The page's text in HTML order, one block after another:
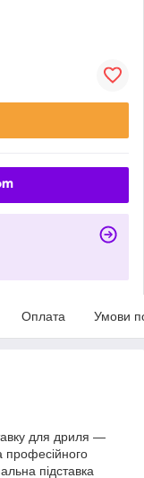
Оплата Умови
для дриля —
професійного
підставка